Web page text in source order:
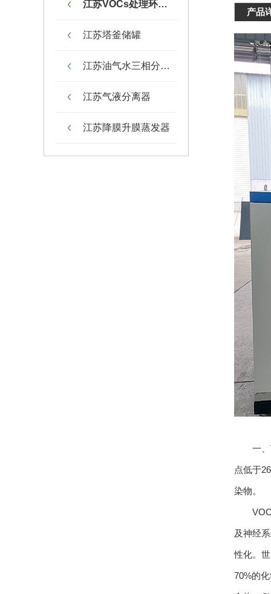
江苏VOCs处理环保设备
江苏塔釜储罐
江苏油气水三相分离器
江苏气液分离器
江苏降膜升膜蒸发器
产品
一、
点低于
染物。
VOC的
及神经
性化。
70%的